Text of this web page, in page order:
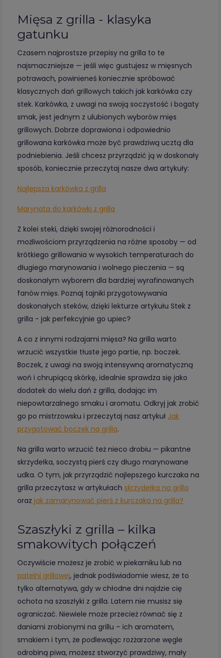
Mięsa z grilla - klasyka
gatunku
Czasem najprostsze przepisy na grilla to te
najsmaczniejsze — jeśli więc gustujesz w mięsnych
potrawach, powinieneś koniecznie spróbować
klasycznych dań grillowych takich jak karkówka czy
stek. Karkówka, z uwagi na swoją soczystość i bogaty
smak, jest jednym z ulubionych wyborów mięs
grillowych. Dobrze doprawiona i odpowiednio
grillowana karkówka może być prawdziwą ucztą dla
podniebienia. Jeśli chcesz przyrządzić ją w doskonały
sposób, koniecznie przeczytaj nasze dwa artykuły:
Najlepsza karkówka z grilla
Marynata do karkówki z grilla
Z kolei steki, dzięki swojej różnorodności i
możliwościom przyrządzenia na różne sposoby — od
krótkiego grillowania w wysokich temperaturach do
długiego marynowania i wolnego pieczenia — są
doskonałym wyborem dla bardziej wyrafinowanych
fanów mięs. Poznaj tajniki przygotowywania
doskonałych steków, dzięki lekturze artykułu Stek z
grilla - jak perfekcyjnie go upiec?
A co z innymi rodzajami mięsa? Na grilla warto
wrzucić wszystkie tłuste jego partie, np. boczek.
Boczek, z uwagi na swoją intensywną aromatyczną
woń i chrupiącą skórkę, idealnie sprawdza się jako
dodatek do wielu dań z grilla, dodając im
niepowtarzalnego smaku i aromatu. Odkryj jak zrobić
go po mistrzowsku i przeczytaj nasz artykuł Jak
przygotować boczek na grilla.
Na grilla warto wrzucić też nieco drobiu — pikantne
skrzydełka, soczystą pierś czy długo marynowane
udka. O tym, jak przyrządzić najlepszego kurczaka na
grilla przeczytasz w artykułach skrzydełka na grilla
oraz jak zamarynować pierś z kurczaka na grilla?
Szaszłyki z grilla – kilka
smakowitych połączeń
Oczywiście możesz je zrobić w piekarniku lub na
patelni grillowej, jednak podświadomie wiesz, że to
tylko alternatywa, gdy w chłodne dni najdzie cię
ochota na szaszłyki z grilla. Latem nie musisz się
ograniczać. Niewiele może przecież równać się z
daniami zrobionymi na grillu ­– ich aromatem,
smakiem i tym, że podlewając rozżarzone węgle
odrobiną piwa, możesz stworzyć prawdziwy, mały